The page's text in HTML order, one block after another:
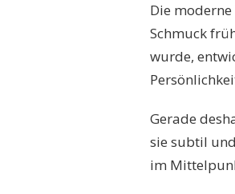
Die
Schmuck
wurde,
Gerade
sie subtil
im